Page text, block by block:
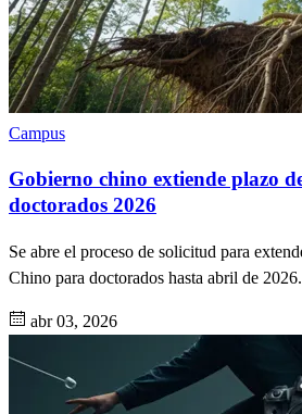
Campus
Gobierno chino extiende plazo
doctorados 2026
Se abre el proceso de solicitud para
Chino para doctorados hasta abril de 2026.
abr 03, 2026